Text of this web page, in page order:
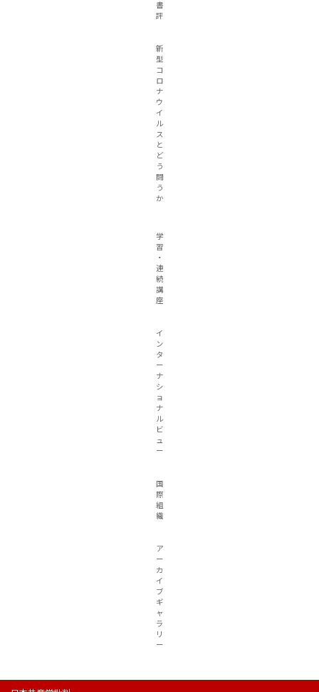
書
評
新
型
コ
ロ
ナ
ウ
イ
ル
ス
と
ど
う
闘
う
か
学
習
・
連
続
講
座
イ
ン
タ
ー
ナ
シ
ョ
ナ
ル
ビ
ュ
ー
国
際
組
織
ア
ー
カ
イ
ブ
ギ
ャ
ラ
リ
ー